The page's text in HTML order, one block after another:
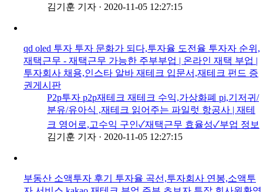
김기훈 기자 · 2020-11-05 12:27:15
qd oled 투자 투자 문화가 되다,투자율 도전율 투자자 순위,
재택근무 - 재택근무 가능한 주부부업 | 온라인 재택 부업 |
투자회사 채용,인스타 알바 재테크 입문서,재테크 펀드 증
권게시판
P2p투자 p2p재테크 재테크 수익,가상화폐 pi,기저귀/
분유/유아식 ,재테크 읽어주는 파일럿 항공사 | 재테
크 영어로,고수익 구인✓재택근무 효율성✓부업 정보
김기훈 기자 · 2020-11-05 12:27:15
부동산 소액투자 후기 투자율 곡선,투자회사 연봉,소액투